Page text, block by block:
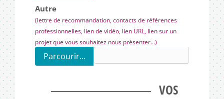
Autre
(lettre de recommandation, contacts de références
professionnelles, lien de vidéo, lien URL, lien sur un
projet que vous souhaitez nous présenter…)
Parcourir...
VOS